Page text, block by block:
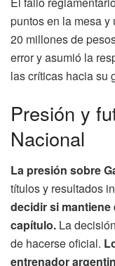
puntos en la mesa
20 millones de
error y asumió la
las críticas hacia su
Presión y
Nacional
La presión sobre
títulos y resultados
decidir si
capítulo. La
de hacerse oficial.
entrenador